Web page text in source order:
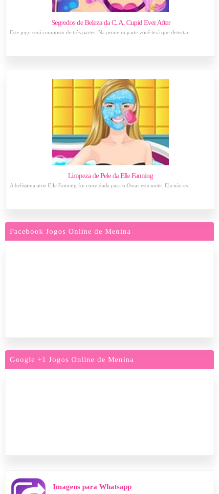
Segredos de Beleza da C. A. Cupid Ever After
Este jogo será composto de três partes. Na primeira parte você terá que detectar...
Limpeza de Pele da Elle Fanning
A belíssima atriz Elle Fanning foi convidada para o Oscar esta noite. Ela não es...
Facebook Jogos Online de Menina
Google +1 Jogos Online de Menina
Imagens para Whatsapp